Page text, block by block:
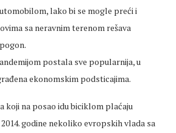
lako bi se mogle preći i
sa neravnim terenom rešava
postala sve popularnija, u
ekonomskim podsticajima.
koji na posao idu biciklom plaćaju
godine nekoliko evropskih vlada sa